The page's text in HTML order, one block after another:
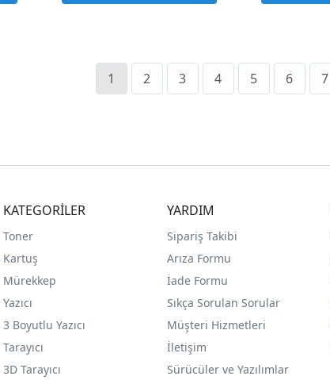
1 2 3 4 5 6 7
KATEGORİLER
Toner
Kartuş
Mürekkep
Yazıcı
3 Boyutlu Yazıcı
Tarayıcı
3D Tarayıcı
YARDIM
Sipariş Takibi
Arıza Formu
İade Formu
Sıkça Sorulan Sorular
Müşteri Hizmetleri
İletişim
Sürücüler ve Yazılımlar